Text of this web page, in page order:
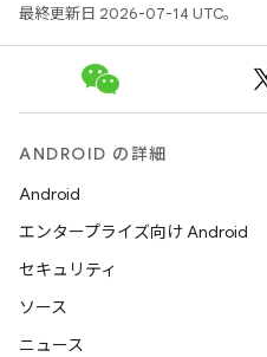
最終更新日 2026-07-14 UTC。
ANDROID の詳細
Android
エンタープライズ向け Android
セキュリティ
ソース
ニュース